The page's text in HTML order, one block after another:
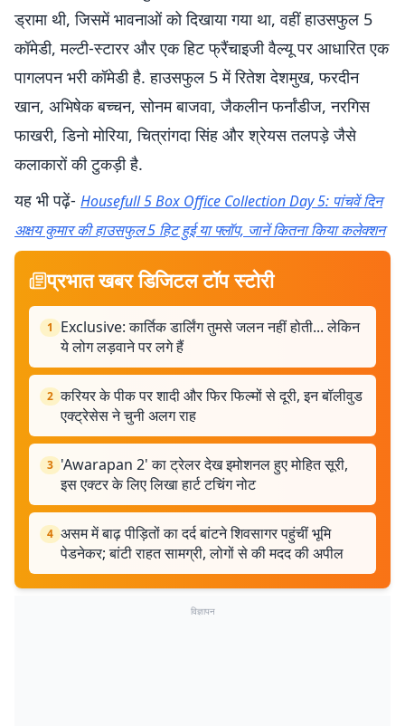
ड्रामा थी, जिसमें भावनाओं को दिखाया गया था, वहीं हाउसफुल 5
कॉमेडी, मल्टी-स्टारर और एक हिट फ्रैंचाइजी वैल्यू पर आधारित एक
पागलपन भरी कॉमेडी है. हाउसफुल 5 में रितेश देशमुख, फरदीन
खान, अभिषेक बच्चन, सोनम बाजवा, जैकलीन फर्नांडीज, नरगिस
फाखरी, डिनो मोरिया, चित्रांगदा सिंह और श्रेयस तलपड़े जैसे
कलाकारों की टुकड़ी है.
यह भी पढ़ें- Housefull 5 Box Office Collection Day 5: पांचवें दिन
अक्षय कुमार की हाउसफुल 5 हिट हुई या फ्लॉप, जानें कितना किया कलेक्शन
प्रभात खबर डिजिटल टॉप स्टोरी
1
Exclusive: कार्तिक डार्लिंग तुमसे जलन नहीं होती... लेकिन
ये लोग लड़वाने पर लगे हैं
2 करियर के पीक पर शादी और फिर फिल्मों से दूरी, इन बॉलीवुड
एक्ट्रेसेस ने चुनी अलग राह
3 'Awarapan 2' का ट्रेलर देख इमोशनल हुए मोहित सूरी,
इस एक्टर के लिए लिखा हार्ट टचिंग नोट
4 असम में बाढ़ पीड़ितों का दर्द बांटने शिवसागर पहुंचीं भूमि
पेडनेकर; बांटी राहत सामग्री, लोगों से की मदद की अपील
विज्ञापन